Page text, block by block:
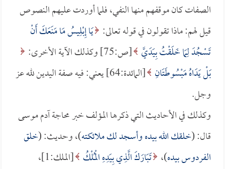
الصفات كان موقفهم منها النفي، فلما أوردت عليهم النصوص
قيل لهم: ماذا تقولون في قوله تعالى: يَا إِبْلِيسُ مَا مَنَعَكَ أَنْ
تَسْجُدَ لِمَا خَلَقْتُ بِيَدَيَّ [ص:75] وكذلك الآية الأخرى:
بَلْ يَدَاهُ مَبْسُوطَتَانِ
[المائدة:64] يعني: فيه صفة اليدين لله عز
وجل.
وكذلك في الأحاديث التي ذكرها المؤلف خبر محاجة آدم موسى
قال: (خلقك الله بيده وأسجد لك ملائكته)، وحديث: (خلق
الفردوس بيده)، تَبَارَكَ الَّذِي بِيَدِهِ الْمُلْكُ
[الملك:1]،